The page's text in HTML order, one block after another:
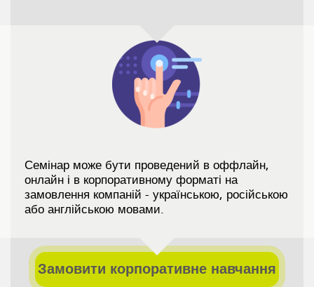
Семінар може бути проведений в оффлайн,
онлайн і в корпоративному форматі на
замовлення компаній - українською, російською
або англійською мовами.
Замовити корпоративне навчання